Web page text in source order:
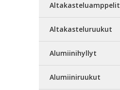
Altakasteluamppelit
Altakasteluruukut
Alumiinihyllyt
Alumiiniruukut